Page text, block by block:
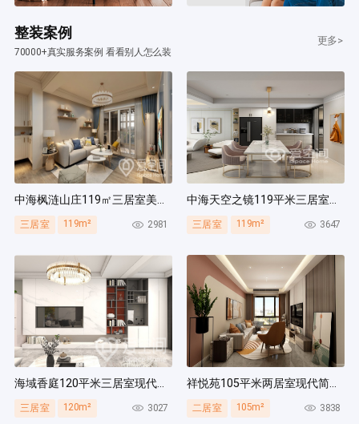
整装案例
70000+真实服务案例 看看别人怎么装
更多>
中海枫涟山庄119㎡三居室美式风装修案例
三居室 119m² 2981
中海天空之镜119平米三居室北欧风装修案例
三居室 119m² 3647
海域香庭120平米三居室现代简约风装修案例
三居室 120m² 3027
祥悦苑105平米两居室现代简约风装修案例
二居室 105m² 3838